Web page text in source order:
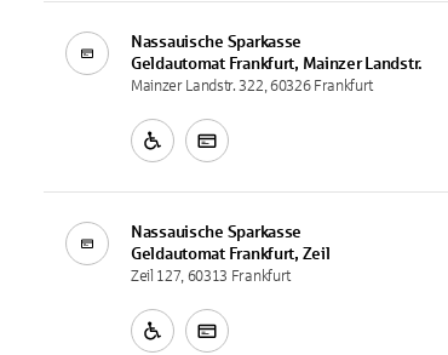
Nassauische Sparkasse
Geldautomat Frankfurt, Mainzer Landstr.
Mainzer Landstr. 322, 60326 Frankfurt
Nassauische Sparkasse
Geldautomat Frankfurt, Zeil
Zeil 127, 60313 Frankfurt